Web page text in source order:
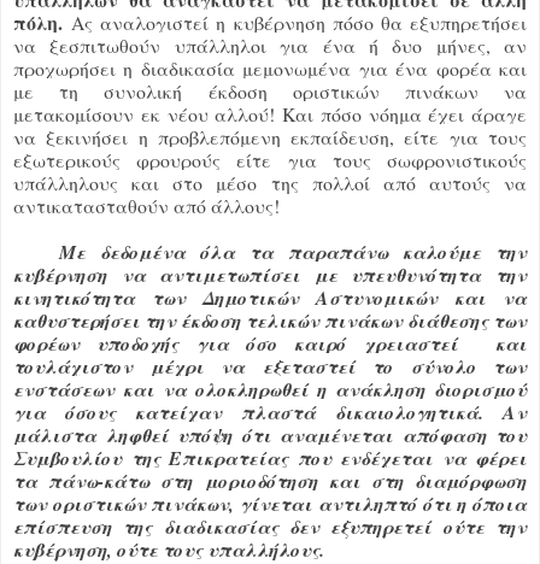
πόλη. Ας αναλογιστεί η κυβέρνηση πόσο θα εξυπηρετήσει
να ξεσπιτωθούν υπάλληλοι για ένα ή δυο μήνες, αν
προχωρήσει η διαδικασία μεμονωμένα για ένα φορέα και
με τη συνολική έκδοση οριστικών πινάκων να
μετακομίσουν εκ νέου αλλού! Και πόσο νόημα έχει άραγε
να ξεκινήσει η προβλεπόμενη εκπαίδευση, είτε για τους
εξωτερικούς φρουρούς είτε για τους σωφρονιστικούς
υπάλληλους και στο μέσο της πολλοί από αυτούς να
αντικατασταθούν από άλλους!
Με δεδομένα όλα τα παραπάνω καλούμε την
κυβέρνηση να αντιμετωπίσει με υπευθυνότητα την
κινητικότητα των Δημοτικών Αστυνομικών και να
καθυστερήσει την έκδοση τελικών πινάκων διάθεσης των
φορέων υποδοχής για όσο καιρό χρειαστεί και
τουλάχιστον μέχρι να εξεταστεί το σύνολο των
ενστάσεων και να ολοκληρωθεί η ανάκληση διορισμού
για όσους κατείχαν πλαστά δικαιολογητικά. Αν
μάλιστα ληφθεί υπόψη ότι αναμένεται απόφαση του
Συμβουλίου της Επικρατείας που ενδέχεται να φέρει
τα πάνω-κάτω στη μοριοδότηση και στη διαμόρφωση
των οριστικών πινάκων, γίνεται αντιληπτό ότι η όποια
επίσπευση της διαδικασίας δεν εξυπηρετεί ούτε την
κυβέρνηση, ούτε τους υπαλλήλους.